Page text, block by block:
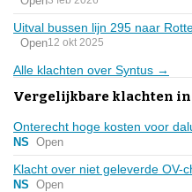
Uitval bussen lijn 295 naar
Open12 okt 2025
Alle klachten over Syntus →
Vergelijkbare klachten in
Onterecht hoge kosten voor
NS Open
Klacht over niet geleverde OV-
NS Open